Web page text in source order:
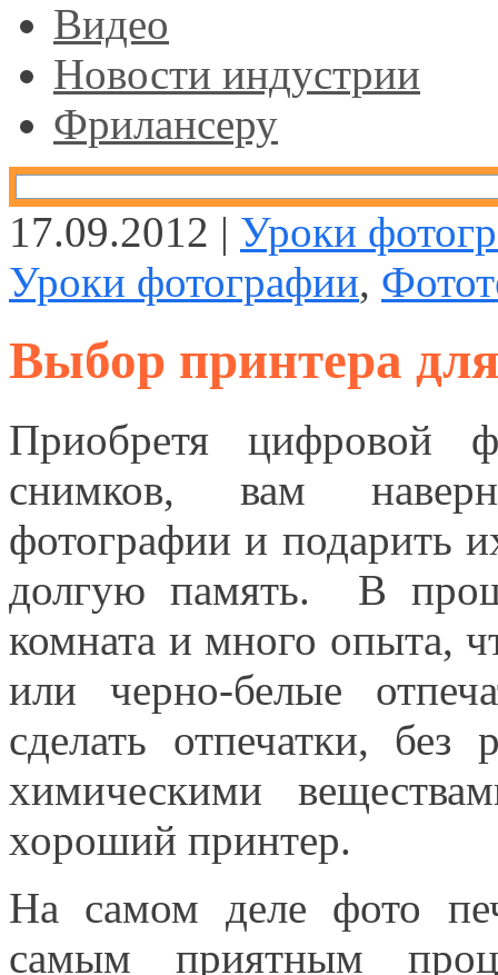
Видео
Новости индустрии
Фрилансеру
17.09.2012 | Уроки
Уроки фотографии,
Выбор принтера
Приобретя цифровой
снимков, вам
фотографии и подарить
долгую память. В
комната и много опыта,
или черно-белые
сделать отпечатки,
химическими
хороший принтер.
На самом деле фото
самым приятным